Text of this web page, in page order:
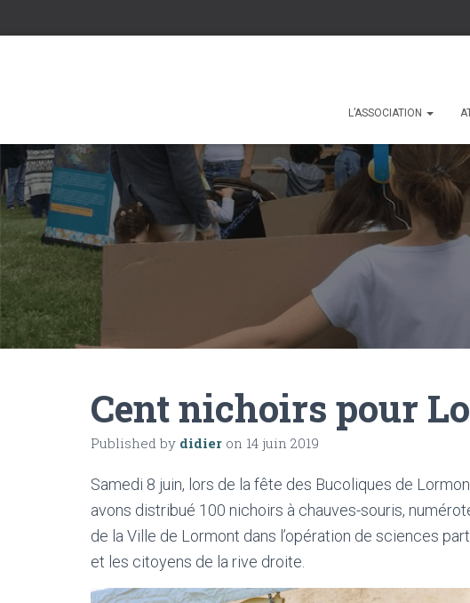
L’ASSOCIATION
Cent nichoirs pour
Published by didier on 14 juin 2019
Samedi 8 juin, lors de la fête des Bucoliques de
avons distribué 100 nichoirs à chauves-souris,
de la Ville de Lormont dans l’opération de sciences
et les citoyens de la rive droite.